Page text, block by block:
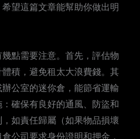
望這篇文章能幫助你做出明
點需要注意。首先，評估物
積，避免租太大浪費錢。其
公室的迷你倉，能節省運輸
確保有良好的通風、防盜和
如責任歸屬（如果物品損壞
公司要求身份證明和押金，